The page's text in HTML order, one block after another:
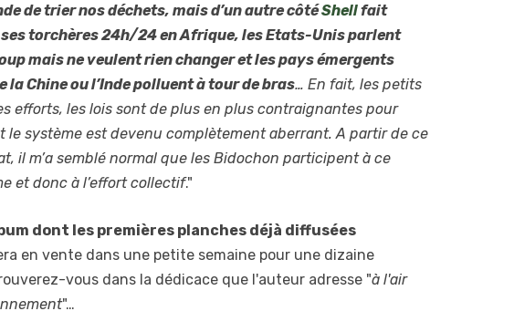
de trier nos déchets, mais d’un autre côtéShellfait
torchères 24h/24 en Afrique, les Etats-Unis parlent
mais ne veulent rien changer et les pays émergents
la Chine ou l’Inde polluent à tour de bras… En fait, les petits
efforts, les lois sont de plus en plus contraignantes pour
le système est devenu complètement aberrant. A partir de ce
il m’a semblé normal que les Bidochon participent à ce
et donc à l’effort collectif."
dont les premières planches déjà diffusées
en vente dans une petite semaine pour une dizaine
vous dans la dédicace que l'auteur adresse "à l'air
"…